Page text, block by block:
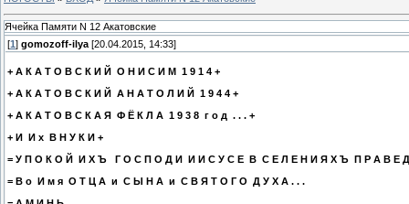
Ячейка Памяти N 12 Акатовские
[1 ] gomozoff-ilya [20.04.2015, 14:33]
+ А К А Т О В С К И Й О Н И С И М 1 9 1 4 +
+ А К А Т О В С К И Й А Н А Т О Л И Й 1 9 4 4 +
+ А К А Т О В С К А Я Ф Ё К Л А 1 9 3 8 г о д . . . +
+ И И х В Н У К И +
= У П О К О Й И Х Ъ Г О С П О Д И И И С У С Е В С Е Л Е Н И Я Х Ъ П Р А В Е
= В о И м я О Т Ц А и С Ы Н А и С В Я Т О Г О Д У Х А . . .